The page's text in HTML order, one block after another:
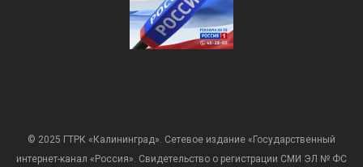
© 2025 ГТРК «Калининград». Сетевое издание «Государственный
интернет-канал «Россия». Свидетельство о регистрации СМИ ЭЛ № ФС